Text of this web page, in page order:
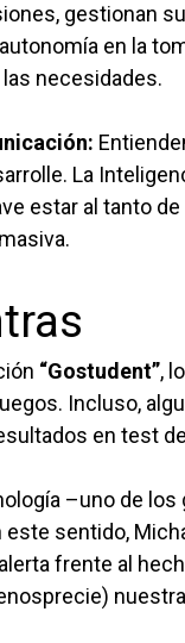
gestionan
en la
necesidades.
La
estar al tanto
“Gostudent”,
Incluso,
en test
–uno de
sentido,
frente al